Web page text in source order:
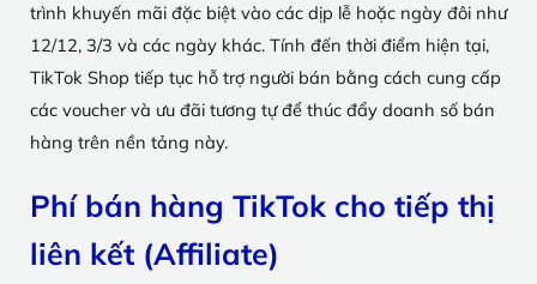
trình khuyến mãi đặc biệt vào các dịp lễ hoặc ngày đôi như
12/12, 3/3 và các ngày khác. Tính đến thời điểm hiện tại,
TikTok Shop tiếp tục hỗ trợ người bán bằng cách cung cấp
các voucher và ưu đãi tương tự để thúc đẩy doanh số bán
hàng trên nền tảng này.
Phí bán hàng TikTok cho tiếp thị
liên kết (Affiliate)